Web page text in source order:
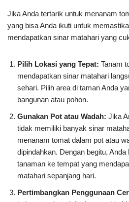
Jika Anda tertarik untuk menanam
yang bisa Anda ikuti untuk
mendapatkan sinar matahari yang
Pilih Lokasi yang Tepat: Tanam
mendapatkan sinar matahari
sehari. Pilih area di taman Anda
bangunan atau pohon.
Gunakan Pot atau Wadah: Jika
tidak memiliki banyak sinar
menanam tomat dalam pot atau
dipindahkan. Dengan begitu,
tanaman ke tempat yang
matahari sepanjang hari.
Pertimbangkan Penggunaan